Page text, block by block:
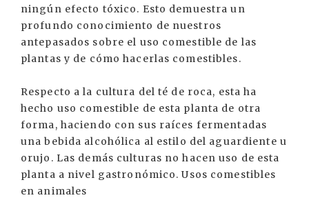
ningún efecto tóxico. Esto demuestra un
profundo conocimiento de nuestros
antepasados sobre el uso comestible de las
plantas y de cómo hacerlas comestibles.
Respecto a la cultura del té de roca, esta ha
hecho uso comestible de esta planta de otra
forma, haciendo con sus raíces fermentadas
una bebida alcohólica al estilo del aguardiente u
orujo. Las demás culturas no hacen uso de esta
planta a nivel gastronómico. Usos comestibles
en animales